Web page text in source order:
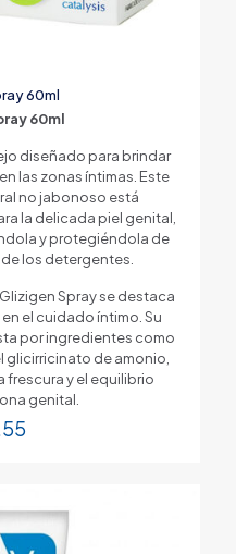
60ml
60ml
diseñado para brindar
las zonas íntimas. Este
no jabonoso está
la delicada piel genital,
y protegiéndola de
los detergentes.
Spray se destaca
el cuidado íntimo. Su
por ingredientes como
glicirricinato de amonio,
frescura y el equilibrio
genital.